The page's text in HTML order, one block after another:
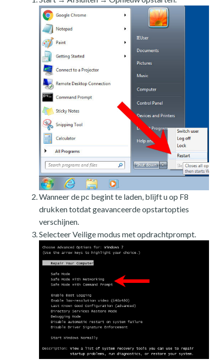
Wanneer de pc begint te laden, blijft u op F8
drukken totdat geavanceerde opstartopties
verschijnen.
Selecteer Veilige modus met opdrachtprompt.